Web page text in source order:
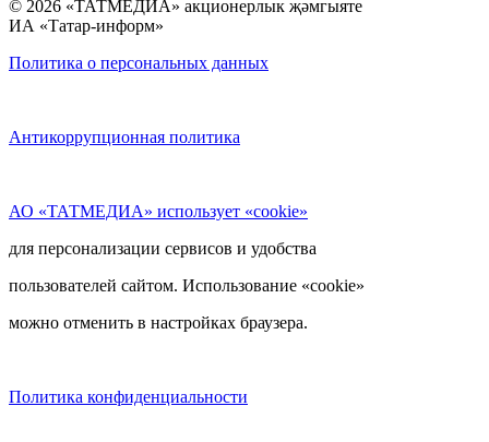
© 2026 «ТАТМЕДИА» акционерлык җәмгыяте
ИА «Татар-информ»
Политика о персональных данных
Антикоррупционная политика
АО «ТАТМЕДИА» использует «cookie»
для персонализации сервисов и удобства
пользователей сайтом. Использование «cookie»
можно отменить в настройках браузера.
Политика конфиденциальности